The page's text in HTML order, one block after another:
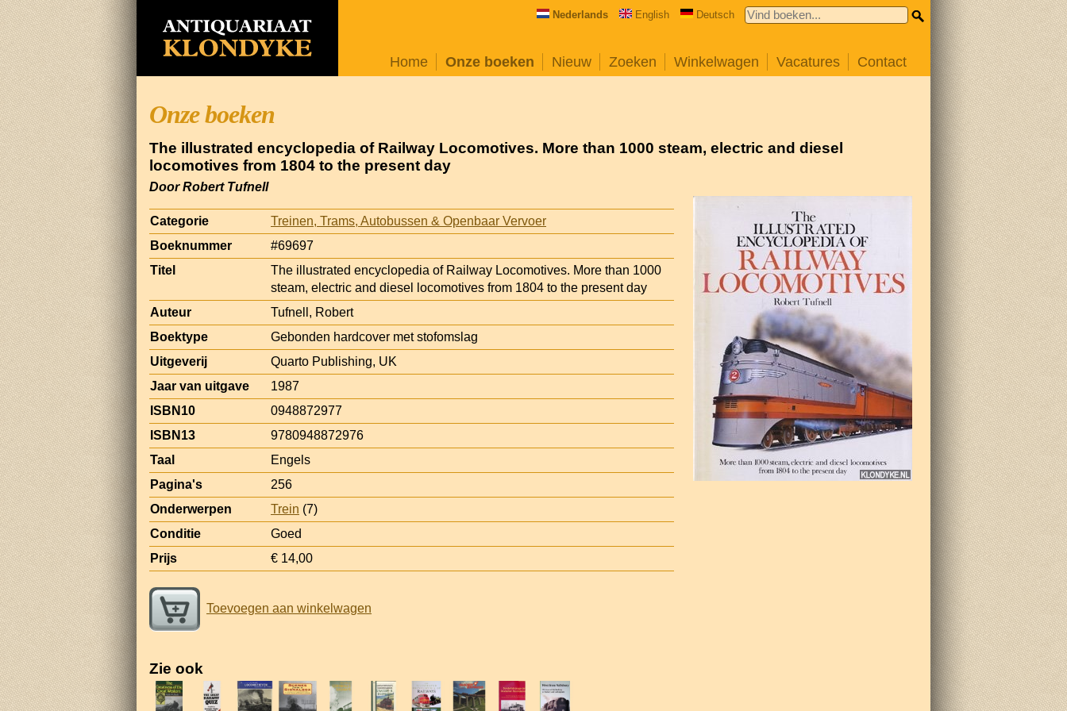
Nederlands English Deutsch
Home Onze boeken Nieuw Zoeken Winkelwagen Vacatures Contact
Onze boeken
The illustrated encyclopedia of Railway Locomotives. More than 1000 steam, electric and diesel
locomotives from 1804 to the present day
Door Robert Tufnell
Categorie
Treinen, Trams, Autobussen & Openbaar Vervoer
Boeknummer
#69697
Titel
The illustrated encyclopedia of Railway Locomotives. More than 1000
steam, electric and diesel locomotives from 1804 to the present day
Auteur
Tufnell, Robert
Boektype
Gebonden hardcover met stofomslag
Uitgeverij
Quarto Publishing, UK
Jaar van uitgave
1987
ISBN10
0948872977
ISBN13
9780948872976
Taal
Engels
Pagina's
256
Onderwerpen
Trein (7)
Conditie
Goed
Prijs
€ 14,00
Toevoegen aan winkelwagen
Zie ook